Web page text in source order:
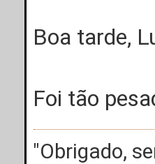
Boa tarde,
Foi tão
"Obrigado,